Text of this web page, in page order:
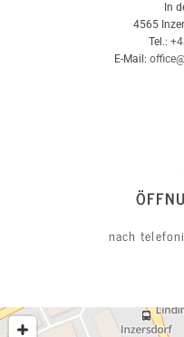
In
4565
Tel.:
E-Mail:
nach